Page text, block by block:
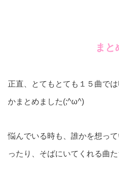
まと
正直、とてもとても１５曲で
かまとめました(;^ω^)
悩んでいる時も、誰かを想っ
ったり、そばにいてくれる曲た